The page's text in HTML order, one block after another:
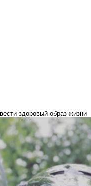
здоровый образ жизни